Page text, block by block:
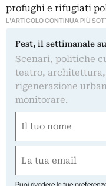
profughi e rifugiati
L'ARTICOLO CONTINUA PIÙ
Fest, il settimanale
Scenari, politiche
teatro,
rigenerazione
monitorare.
(Required)
First
(Required)